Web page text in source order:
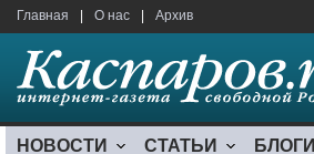
Главная О нас Архив
НОВОСТИ СТАТЬИ БЛОГИ